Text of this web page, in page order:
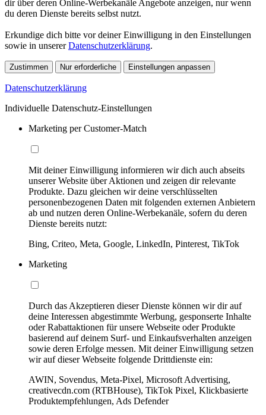
dir über deren Online-Werbekanäle Angebote anzeigen, nur wenn
du deren Dienste bereits selbst nutzt.
Erkundige dich bitte vor deiner Einwilligung in den Einstellungen
sowie in unsererDatenschutzerklärung.
Zustimmen Nur erforderliche Einstellungen anpassen
Datenschutzerklärung
Individuelle Datenschutz-Einstellungen
Marketing per Customer-Match
Mit deiner Einwilligung informieren wir dich auch abseits
unserer Website über Aktionen und zeigen dir relevante
Produkte. Dazu gleichen wir deine verschlüsselten
personenbezogenen Daten mit folgenden externen Anbietern
ab und nutzen deren Online-Werbekanäle, sofern du deren
Dienste bereits nutzt:
Bing, Criteo, Meta, Google, LinkedIn, Pinterest, TikTok
Marketing
Durch das Akzeptieren dieser Dienste können wir dir auf
deine Interessen abgestimmte Werbung, gesponserte Inhalte
oder Rabattaktionen für unsere Webseite oder Produkte
basierend auf deinem Surf- und Einkaufsverhalten anzeigen
sowie deren Erfolge messen. Mit deiner Einwilligung setzen
wir auf dieser Webseite folgende Drittdienste ein:
AWIN, Sovendus, Meta-Pixel, Microsoft Advertising,
creativecdn.com (RTBHouse), TikTok Pixel, Klickbasierte
Produktempfehlungen, Ads Defender